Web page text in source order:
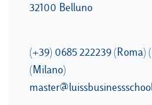
32100 Belluno
(+39) 0685 222239 (Roma)
(Milano)